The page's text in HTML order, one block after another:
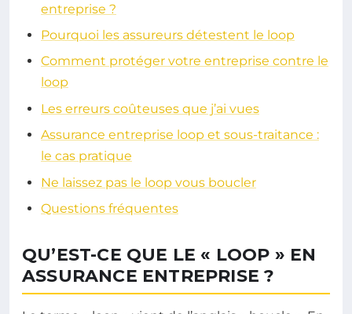
entreprise ?
Pourquoi les assureurs détestent le loop
Comment protéger votre entreprise contre le
loop
Les erreurs coûteuses que j’ai vues
Assurance entreprise loop et sous-traitance :
le cas pratique
Ne laissez pas le loop vous boucler
Questions fréquentes
QU’EST-CE QUE LE « LOOP » EN
ASSURANCE ENTREPRISE ?